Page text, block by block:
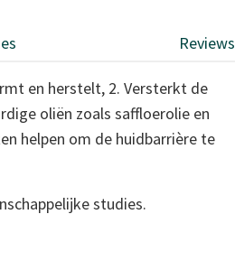
Reviews
en herstelt, 2. Versterkt de
oliën zoals saffloerolie en
helpen om de huidbarrière te
studies.